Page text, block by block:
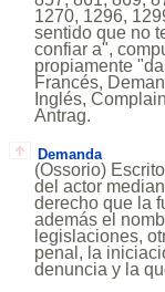
1270, 1296,
sentido que no
confiar a",
propiamente
Francés,
Inglés,
Antrag.
Demanda
(Ossorio)
del actor
derecho que la
además el
legislaciones,
penal, la
denuncia y la